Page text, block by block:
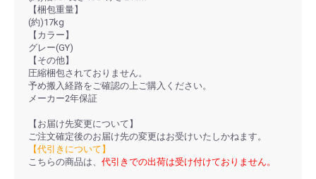
【梱包重量】
(約)17kg
【カラー】
グレー(GY)
【その他】
圧縮梱包されておりません。
予め搬入経路をご確認の上ご購入ください。
メーカー2年保証
【お届け先変更について】
ご注文確定後のお届け先の変更はお受けいたしかねます。
【代引きについて】
こちらの商品は、 代引きでの出荷は受け付けておりません。